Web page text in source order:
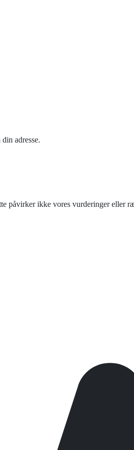
adresse.
påvirker ikke vores vurderinger eller